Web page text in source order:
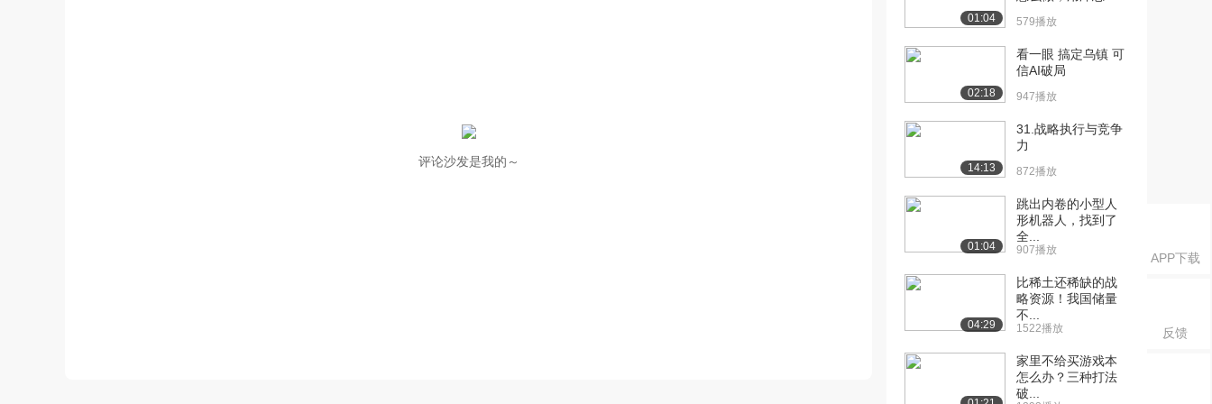
APP下载
反馈
评论沙发是我的～
01:04 579播放
02:18
看一眼 搞定乌镇 可
信AI破局
947播放
14:13
31.战略执行与竞争
力
872播放
01:04
跳出内卷的小型人
形机器人，找到了
全...
907播放
04:29
比稀土还稀缺的战
略资源！我国储量
不...
1522播放
家里不给买游戏本
怎么办？三种打法
破...